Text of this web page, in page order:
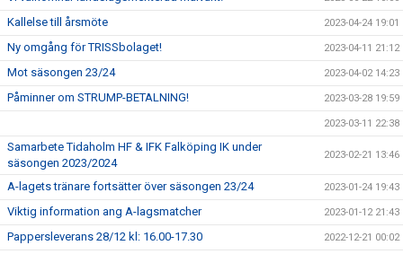
Kallelse till årsmöte 2023-04-24 19:01
Ny omgång för TRISSbolaget! 2023-04-11 21:12
Mot säsongen 23/24 2023-04-02 14:23
Påminner om STRUMP-BETALNING! 2023-03-28 19:59
2023-03-11 22:38
Samarbete Tidaholm HF & IFK Falköping IK under
säsongen 2023/2024
2023-02-21 13:46
A-lagets tränare fortsätter över säsongen 23/24 2023-01-24 19:43
Viktig information ang A-lagsmatcher 2023-01-12 21:43
Pappersleverans 28/12 kl: 16.00-17.30 2022-12-21 00:02